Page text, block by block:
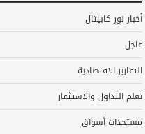
أخبار نور كابيتال
عاجل
التقارير الاقتصادية
تعلم التداول والاستثمار
مستجدات أسواق